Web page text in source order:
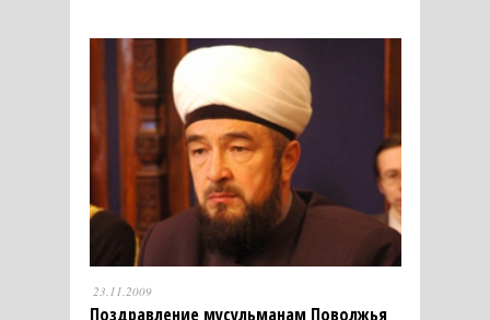
23.11.2009
Поздравление мусульманам Поволжья